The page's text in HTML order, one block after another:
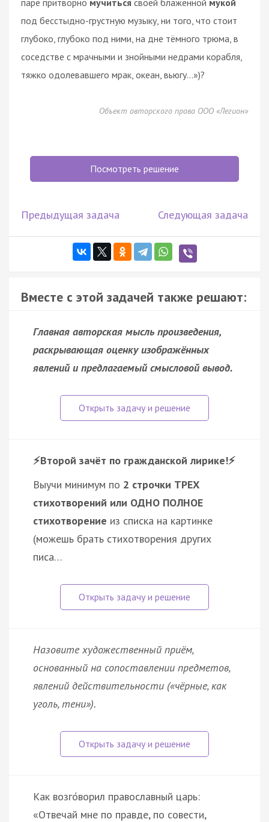
под бесстыдно-грустную музыку, ни того, что стоит
глубоко, глубоко под ними, на дне тёмного трюма, в
соседстве с мрачными и знойными недрами корабля,
тяжко одолевавшего мрак, океан, вьюгу…»)?
Объект авторского права ООО «Легион»
Посмотреть решение
Предыдущая задача Следующая задача
Вместе с этой задачей также решают:
Главная авторская мысль произведения,
раскрывающая оценку изображённых
явлений и предлагаемый смысловой вывод.
⚡️Второй зачёт по гражданской лирике!⚡️
Выучи минимум по 2 строчки ТРЕХ
стихотворений или ОДНО ПОЛНОЕ
стихотворение из списка на картинке
(можешь брать стихотворения других
писа…
Назовите художественный приём,
основанный на сопоставлении предметов,
явлений действительности («чёрные, как
уголь, тени»).
Как возго́ворил православный царь:
«Отвечай мне по правде, по совести,